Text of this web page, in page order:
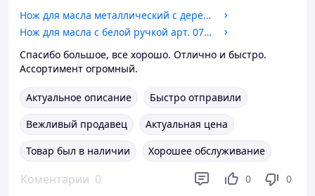
Нож для масла металлический с деревянной ручкой арт. 07768
Нож для масла с белой ручкой арт. 07019
Спасибо большое, все хорошо. Отлично и быстро.
Ассортимент огромный.
Актуальное описание
Быстро отправили
Вежливый продавец
Актуальная цена
Товар был в наличии
Хорошее обслуживание
Коментарии 0 0 0